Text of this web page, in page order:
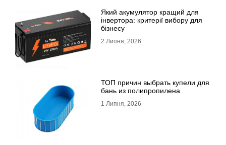
Який акумулятор кращий для
інвертора: критерії вибору для
бізнесу
2 Липня, 2026
ТОП причин выбрать купели для
бань из полипропилена
1 Липня, 2026